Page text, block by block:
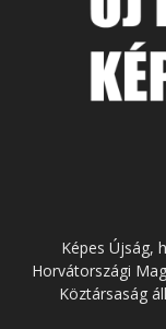
Képes Újság,
Horvátországi
Köztársaság